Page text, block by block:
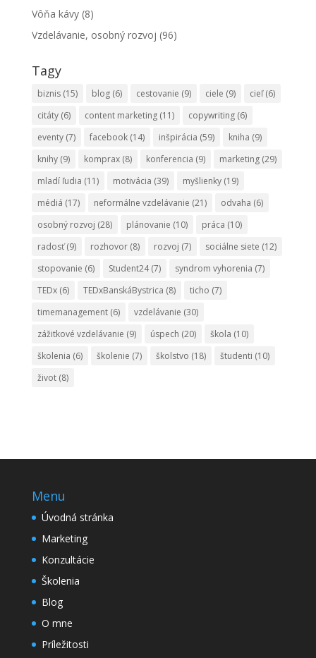
Vôňa kávy(8)
Vzdelávanie, osobný rozvoj (96)
Tagy
biznis(15) blog(6) cestovanie (9) ciele (9) cieľ(6)
citáty(6) content marketing(11) copywriting(6)
eventy(7) facebook(14) inšpirácia (59) kniha (9)
knihy(9) komprax(8) konferencia (9) marketing(29)
mladí ľudia (11) motivácia (39) myšlienky(19)
médiá (17) neformálne vzdelávanie (21) odvaha (6)
osobný rozvoj (28) plánovanie (10) práca (10)
radosť(9) rozhovor(8) rozvoj (7) sociálne siete (12)
stopovanie (6) Student24(7) syndrom vyhorenia (7)
TEDx(6) TEDxBanskáBystrica (8) ticho (7)
timemanagement(6) vzdelávanie (30)
zážitkové vzdelávanie (9) úspech (20) škola (10)
školenia (6) školenie (7) školstvo (18) študenti (10)
život(8)
Menu
Úvodná stránka
Marketing
Konzultácie
Školenia
Blog
O mne
Príležitosti